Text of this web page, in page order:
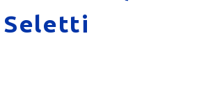
Seletti